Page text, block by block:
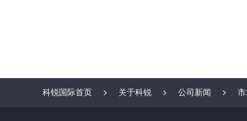
科锐国际首页 关于科锐 公司新闻